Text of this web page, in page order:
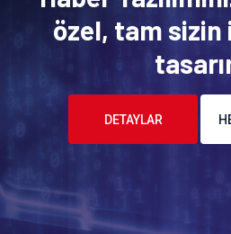
özel, tam
DETAYLAR